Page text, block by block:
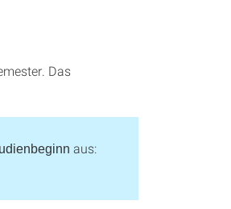
Das
aus: